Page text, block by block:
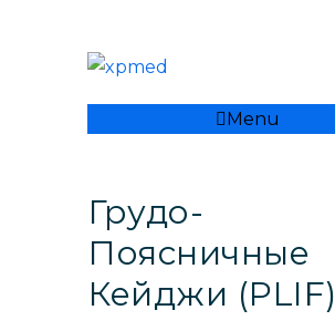
Menu
Грудо-
Поясничные
Кейджи (PLIF)